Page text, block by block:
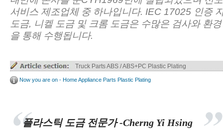
서비스 제조업체 중 하나입니다. IEC 17025 인증
도금, 니켈 도금 및 크롬 도금은 수많은 검사와 환
을 통해 수행됩니다.
Truck Parts ABS / ABS+PC Plastic Plating
Now you are on - Home Appliance Parts Plastic Plating
플라스틱 도금 전문가 -Cherng Yi Hsing